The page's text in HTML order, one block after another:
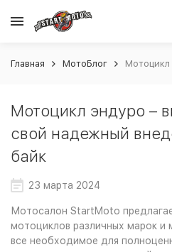
Главная МотоБлог
Мотоцикл эндуро –
свой надежный
байк
23 марта 2024
Мотосалон StartMoto
мотоциклов различных марок и
все необходимое для